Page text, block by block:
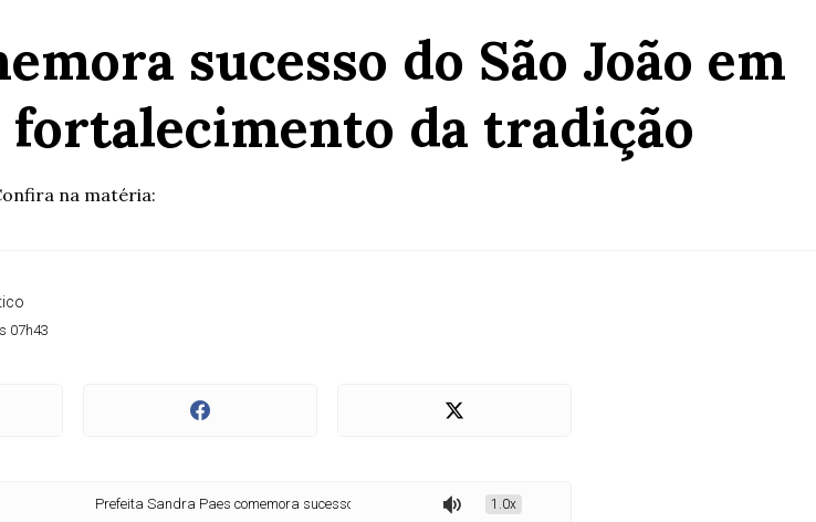
sucesso do São João em
fortalecimento da tradição
na matéria:
07h43
Prefeita Sandra Paes comemora sucesso do São João em Canhotinho e destaca fortalecimento da tradição
1.0x